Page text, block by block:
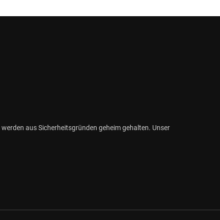
aus Sicherheitsgründen geheim gehalten. Unser